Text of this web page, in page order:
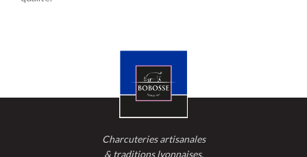
Charcuteries artisanales
& traditions lyonnaises.